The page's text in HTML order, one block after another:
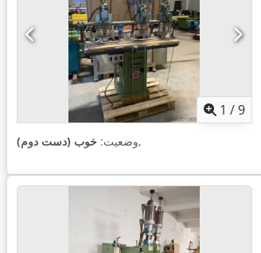
1 /9
وضعیت: خوب (دست دوم) ,